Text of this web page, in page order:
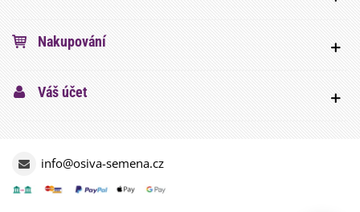
Nakupování
Váš účet
info@osiva-semena.cz